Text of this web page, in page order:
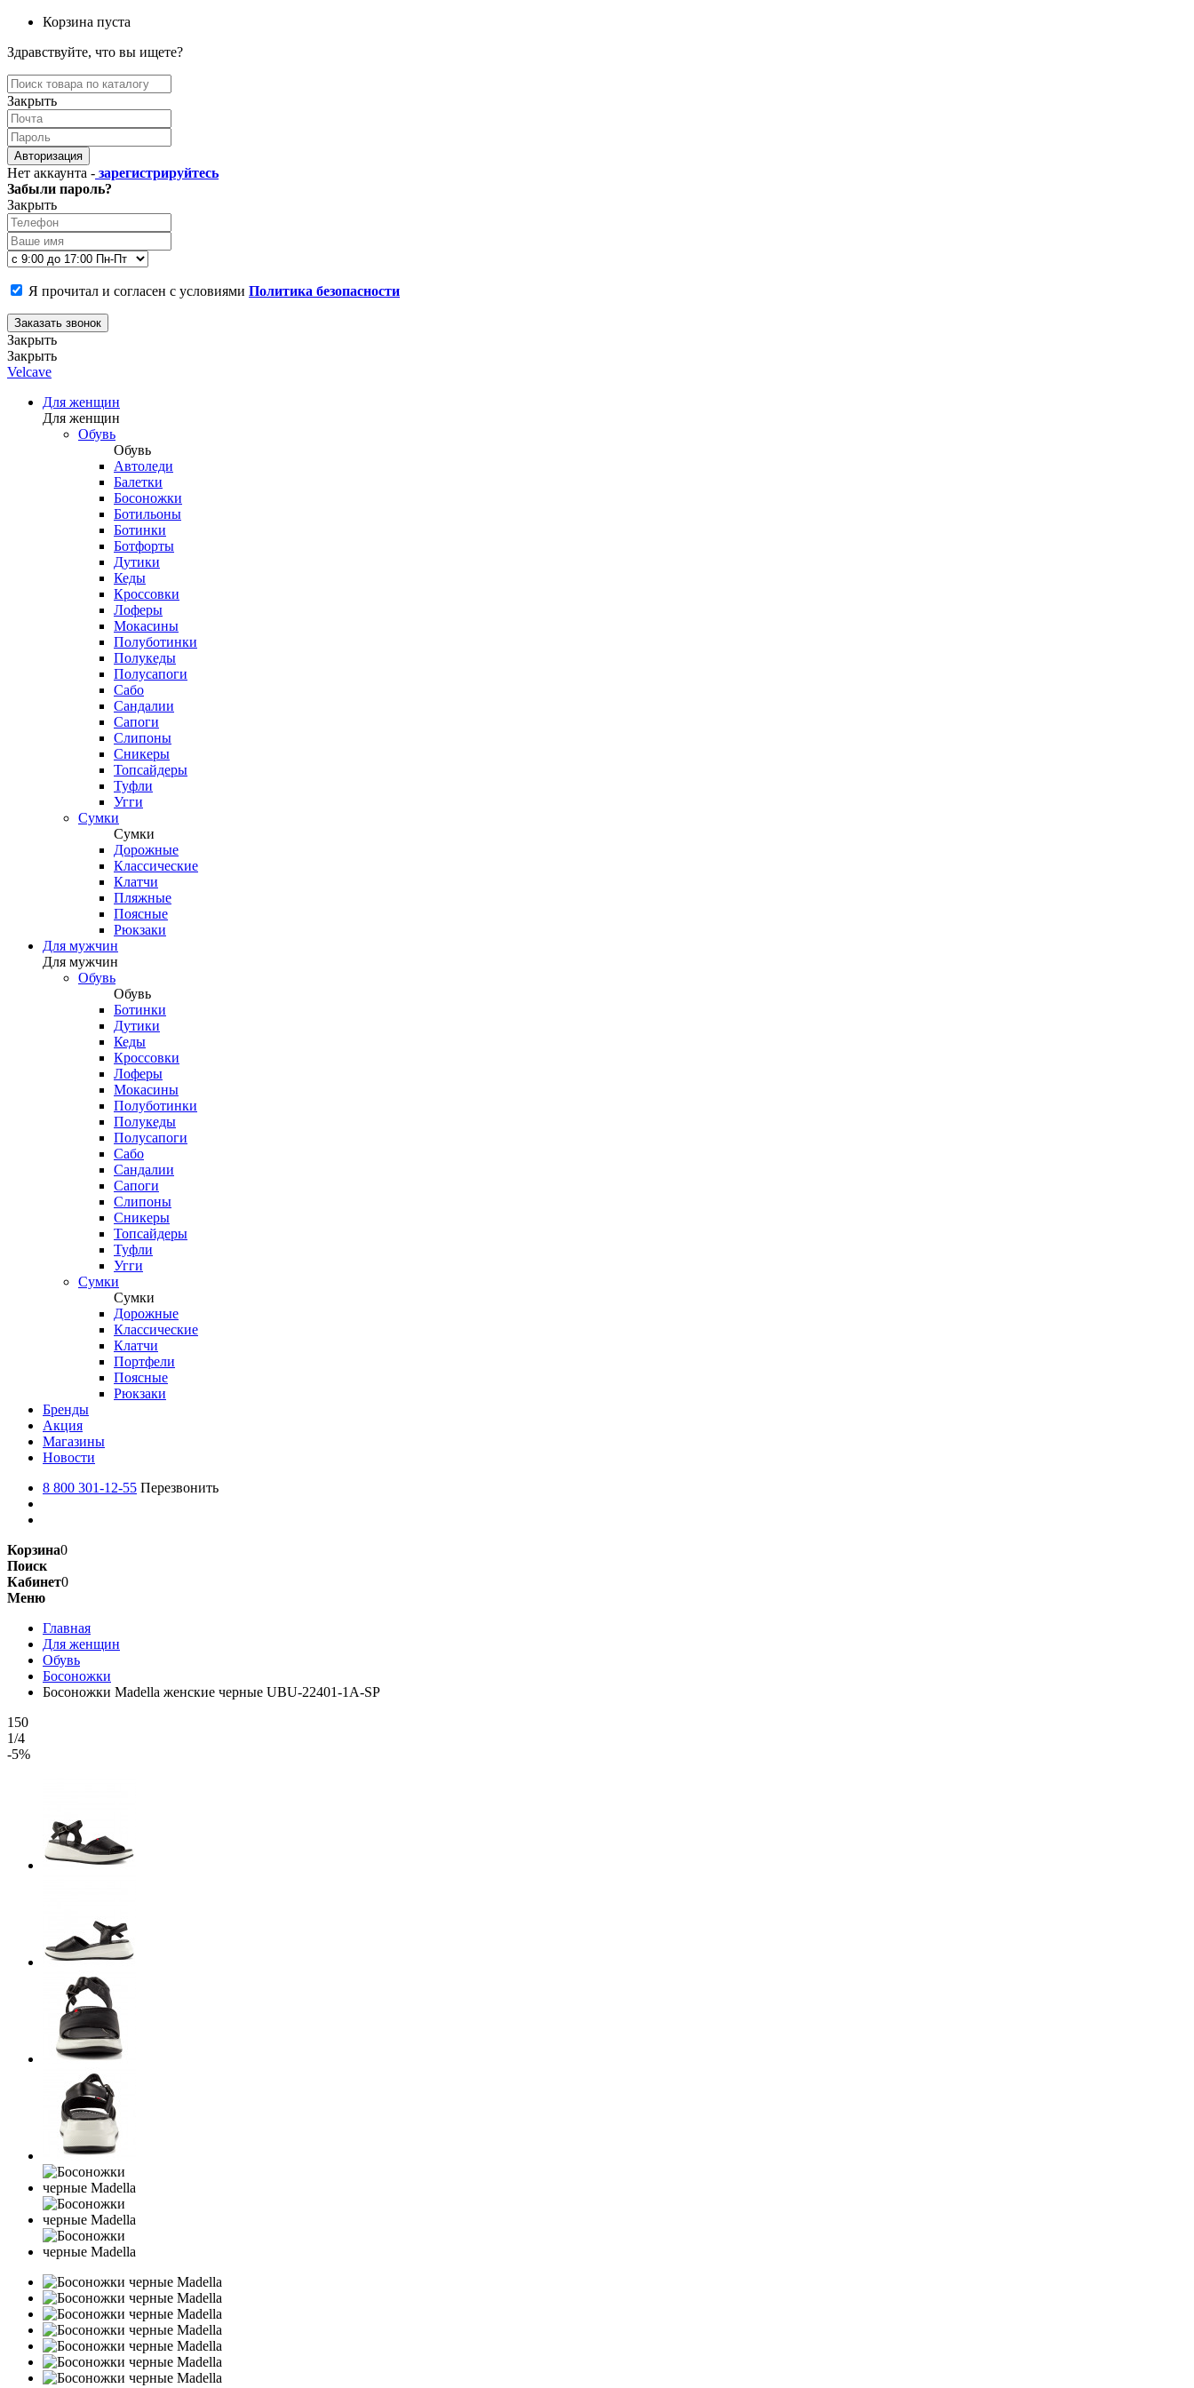
Корзина пуста
Здравствуйте, что вы ищете?
Закрыть
Авторизация
Нет аккаунта - зарегистрируйтесь
Забыли пароль?
Закрыть
Я прочитал и согласен с условиями Политика безопасности
Заказать звонок
Закрыть
Закрыть
Velcave
Для женщин
Для женщин
Обувь
Обувь
Автоледи
Балетки
Босоножки
Ботильоны
Ботинки
Ботфорты
Дутики
Кеды
Кроссовки
Лоферы
Мокасины
Полуботинки
Полукеды
Полусапоги
Сабо
Сандалии
Сапоги
Слипоны
Сникеры
Топсайдеры
Туфли
Угги
Сумки
Сумки
Дорожные
Классические
Клатчи
Пляжные
Поясные
Рюкзаки
Для мужчин
Для мужчин
Обувь
Обувь
Ботинки
Дутики
Кеды
Кроссовки
Лоферы
Мокасины
Полуботинки
Полукеды
Полусапоги
Сабо
Сандалии
Сапоги
Слипоны
Сникеры
Топсайдеры
Туфли
Угги
Сумки
Сумки
Дорожные
Классические
Клатчи
Портфели
Поясные
Рюкзаки
Бренды
Акция
Магазины
Новости
8 800 301-12-55 Перезвонить
Корзина0
Поиск
Кабинет0
Меню
Главная
Для женщин
Обувь
Босоножки
Босоножки Madella женские черные UBU-22401-1A-SP
150
1/4
-5%